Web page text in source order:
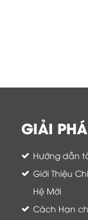
GIẢI
Hướng dẫn
Giới Thiệu
Hệ Mới
Cách Hạn